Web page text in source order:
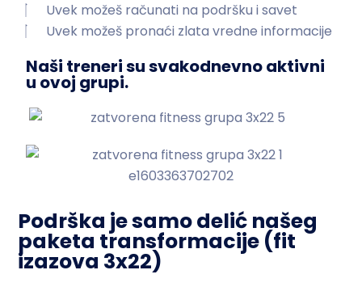
Uvek možeš računati na podršku i savet
Uvek možeš pronaći zlata vredne informacije
Naši treneri su svakodnevno aktivni
u ovoj grupi.
Podrška je samo delić našeg
paketa transformacije (fit
izazova 3x22)